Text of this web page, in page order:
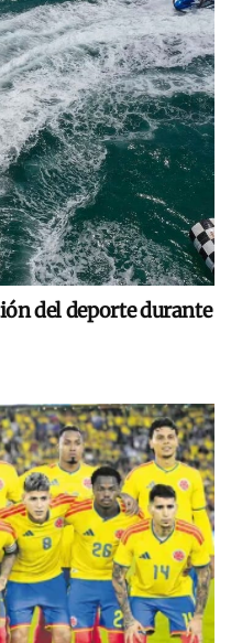
del deporte durante